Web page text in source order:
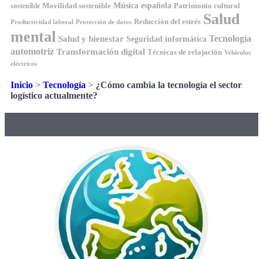
sostenible Movilidad sostenible Música española Patrimonio cultural
Productividad laboral Protección de datos Reducción del estrés Salud
mental Salud y bienestar Seguridad informática Tecnología
automotriz Transformación digital Técnicas de relajación Vehículos
eléctricos
Inicio > Tecnología > ¿Cómo cambia la tecnología el sector
logístico actualmente?